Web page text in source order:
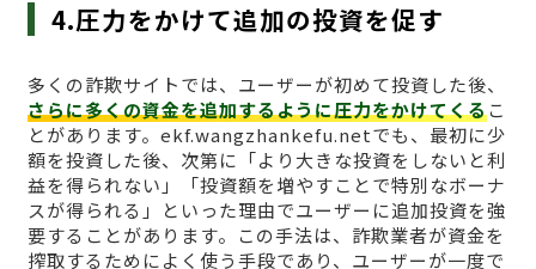
4.圧力をかけて追加の投資を促す
多くの詐欺サイトでは、ユーザーが初めて投資した後、
さらに多くの資金を追加するように圧力をかけてくるこ
とがあります。ekf.wangzhankefu.netでも、最初に少
額を投資した後、次第に「より大きな投資をしないと利
益を得られない」「投資額を増やすことで特別なボーナ
スが得られる」といった理由でユーザーに追加投資を強
要することがあります。この手法は、詐欺業者が資金を
搾取するためによく使う手段であり、ユーザーが一度で